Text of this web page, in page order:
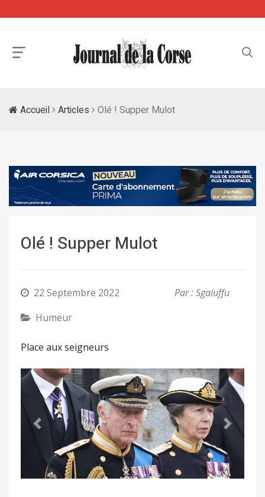
Accueil Articles Olé ! Supper Mulot
Olé ! Supper Mulot
22 Septembre 2022
Par : Sgaiuffu
Humeur
Place aux seigneurs
Précédent Suivant